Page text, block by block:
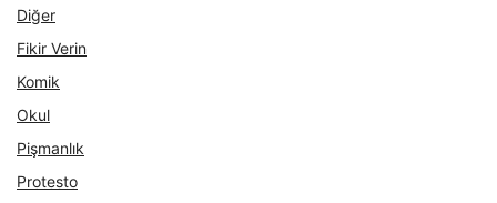
Diğer
Fikir Verin
Komik
Okul
Pişmanlık
Protesto